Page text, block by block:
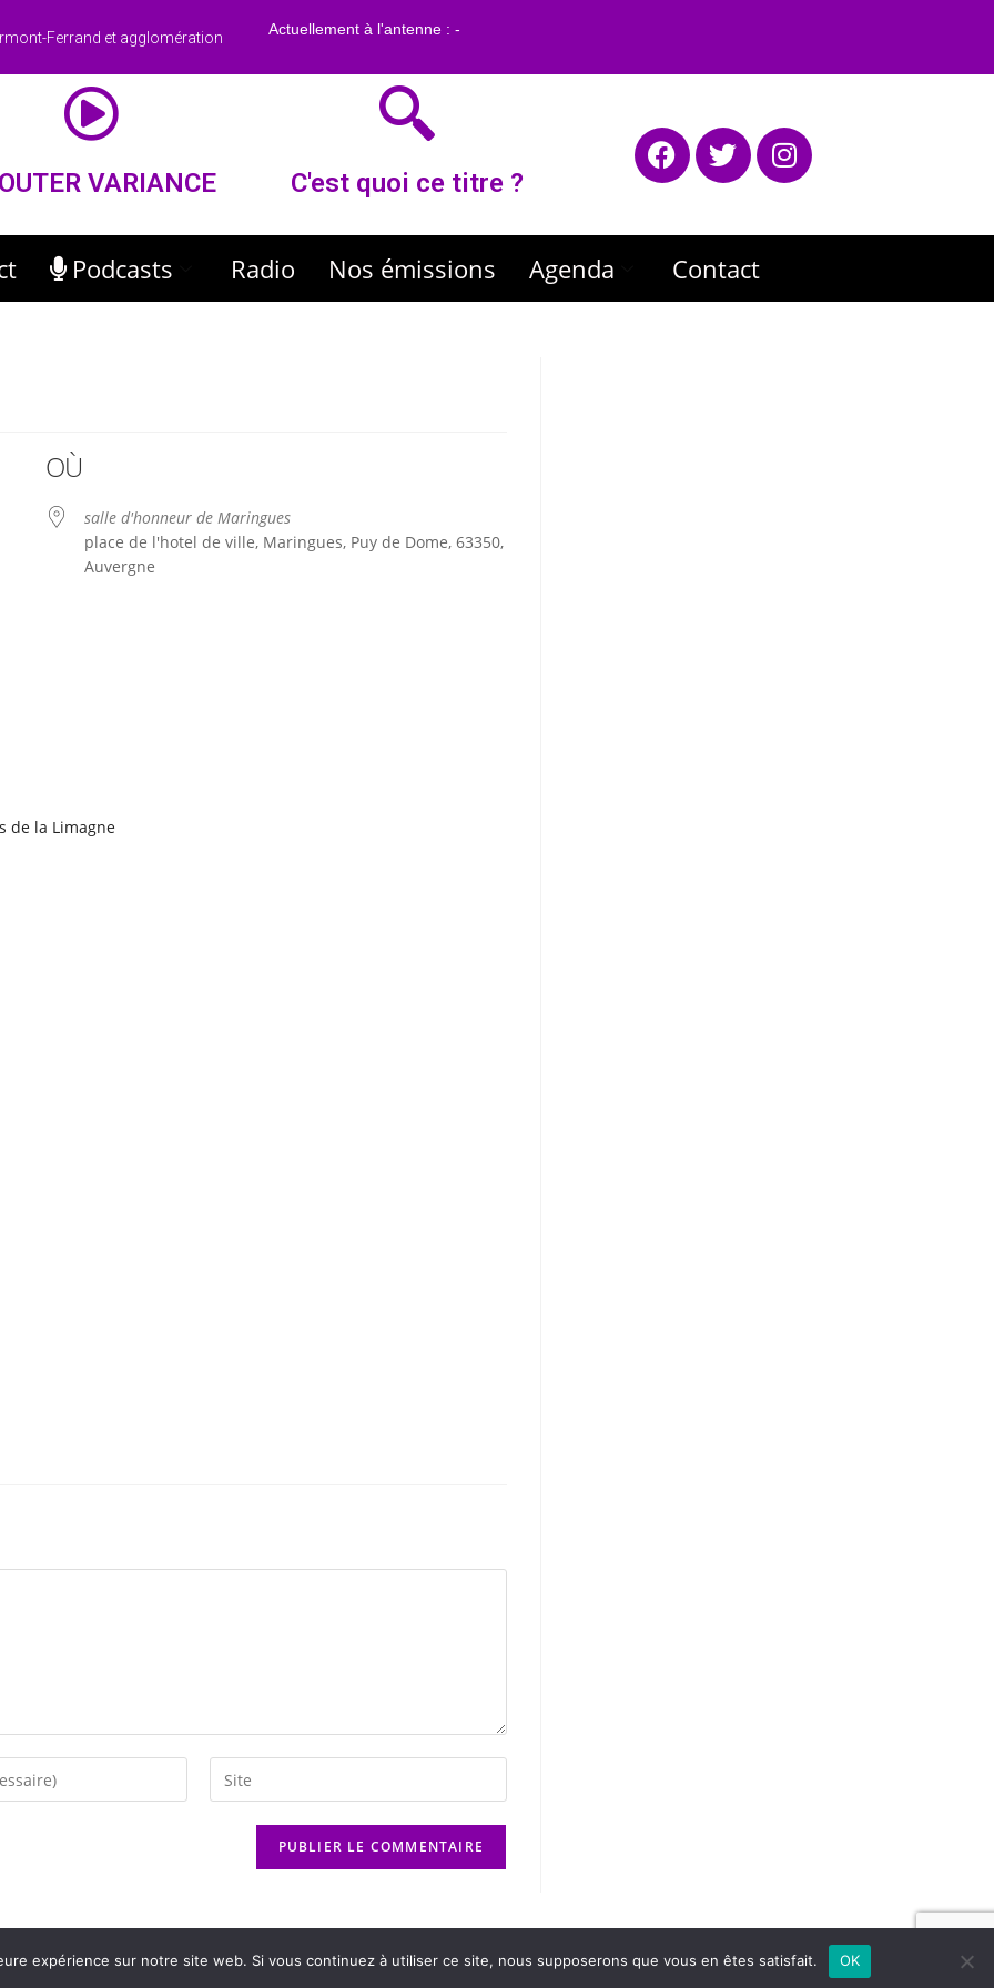
Ferrand et agglomération
VARIANCE C'est quoi ce titre ?
Podcasts Radio Nos émissions Agenda Contact
OÙ
salle d'honneur de Maringues
place de l'hotel de ville, Maringues, Puy de Dome, 63350,
Auvergne
de la Limagne
- Mentions légales - Politique de confidentialité -Player Boognat.com - RéalisationAgence Kinic
expérience sur notre site web. Si vous continuez à utiliser ce site, nous supposerons que vous en êtes satisfait. OK